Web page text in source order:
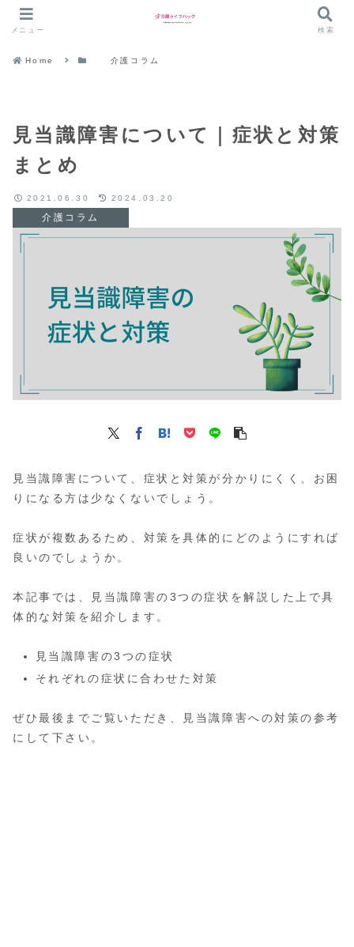
Home 介護コラム
見当識障害について｜症状と対策
まとめ
介護コラム
2021.06.30 2024.03.20
見当識障害について、症状と対策が分かりにくく、お困
りになる方は少なくないでしょう。
症状が複数あるため、対策を具体的にどのようにすれば
良いのでしょうか。
本記事では、見当識障害の3つの症状を解説した上で具
体的な対策を紹介します。
見当識障害の3つの症状
それぞれの症状に合わせた対策
ぜひ最後までご覧いただき、見当識障害への対策の参考
にして下さい。
メニュー 検索